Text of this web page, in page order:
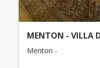
MENTON - VILLA
Menton -